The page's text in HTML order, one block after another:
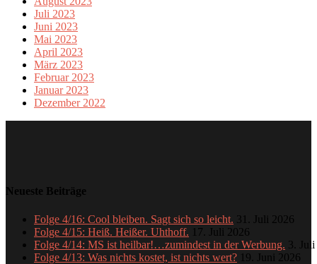
Juli 2023
Juni 2023
Mai 2023
April 2023
März 2023
Februar 2023
Januar 2023
Dezember 2022
Neueste Beiträge
Folge 4/16: Cool bleiben. Sagt sich so leicht. 31. Juli 2026
Folge 4/15: Heiß. Heißer. Uhthoff. 17. Juli 2026
Folge 4/14: MS ist heilbar!…zumindest in der Werbung. 3.
Folge 4/13: Was nichts kostet, ist nichts wert? 19. Juni 2026